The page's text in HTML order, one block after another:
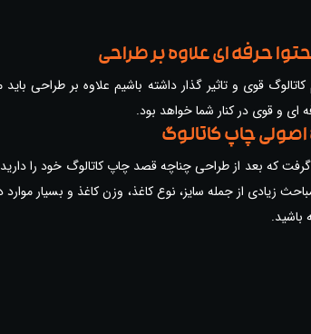
حرفه ای علاوه بر طراحی
کاتالوگ قوی و تاثیر گذار داشته باشیم علاوه بر طراحی
ای و قوی در کنار شما خواهد بود.
چاپ کاتالوگ
گرفت که بعد از طراحی چناچه قصد چاپ کاتالوگ خود را
زیادی از جمله سایز، نوع کاغذ، وزن کاغذ و بسیار
باشید.